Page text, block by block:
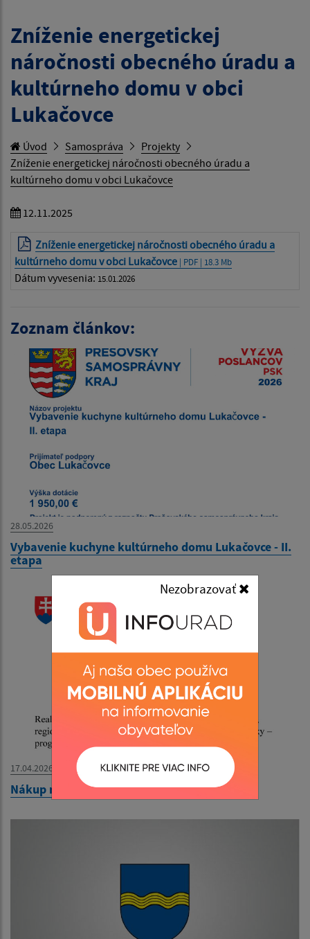
Nezobrazovať
Zníženie energetickej
náročnosti obecného úradu a
kultúrneho domu v obci
Lukačovce
Úvod Samospráva
Projekty
Zníženie energetickej náročnosti obecného úradu a
kultúrneho domu v obci Lukačovce
12.11.2025
Zníženie energetickej náročnosti obecného úradu a
kultúrneho domu v obci Lukačovce | PDF | 18.3 Mb
Dátum vyvesenia: 15.01.2026
Zoznam článkov:
28.05.2026
Vybavenie kuchyne kultúrneho domu Lukačovce - II.
etapa
17.04.2026
Nákup mobilného pódia a prenosných lavíc